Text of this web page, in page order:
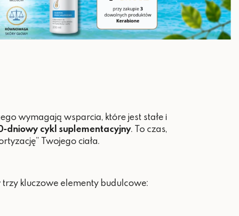
spożycia
wymagają wsparcia, które jest stałe i
dniowy cykl suplementacyjny. To czas,
Twojego ciała.
trzy kluczowe elementy budulcowe: